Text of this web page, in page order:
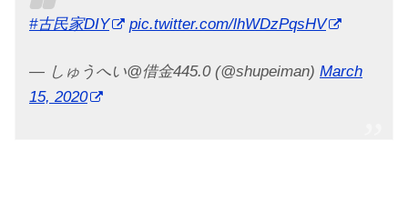
#古民家DIY pic.twitter.com/lhWDzPqsHV
— しゅうへい@借金445.0 (@shupeiman) March
15, 2020